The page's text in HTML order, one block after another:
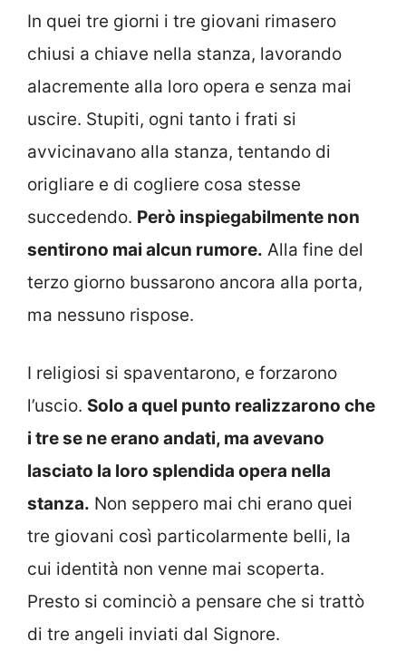
In quei tre giorni i tre giovani rimasero
chiusi a chiave nella stanza, lavorando
alacremente alla loro opera e senza mai
uscire. Stupiti, ogni tanto i frati si
avvicinavano alla stanza, tentando di
origliare e di cogliere cosa stesse
succedendo. Però inspiegabilmente non
sentirono mai alcun rumore. Alla fine del
terzo giorno bussarono ancora alla porta,
ma nessuno rispose.
I religiosi si spaventarono, e forzarono
l’uscio. Solo a quel punto realizzarono che
i tre se ne erano andati, ma avevano
lasciato la loro splendida opera nella
stanza. Non seppero mai chi erano quei
tre giovani così particolarmente belli, la
cui identità non venne mai scoperta.
Presto si cominciò a pensare che si trattò
di tre angeli inviati dal Signore.